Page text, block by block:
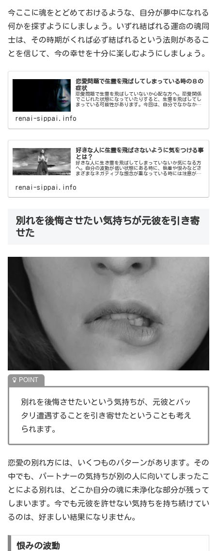
今ここに魂をとどめておけるような、自分が夢中になれる
何かを探すようにしましょう。いずれ結ばれる運命の魂同
士は、その時期がくれば必ず結ばれるという法則があるこ
とを信じて、今の幸せを十分に楽しむようにしましょう。
恋愛問題で生霊を飛ばしてしまっている時の８の
症状
恋愛問題で生霊を飛ばしていないか心配な方へ。恋愛関係
でこじれた状態になっていたりすると、生霊を飛ばしてし
まっている可能性があります。今回は、自分でなかなか気
renai-sippai.info
好きな人に生霊を飛ばさないように気をつける事
とは？
好きな人に生き霊を飛ばしてしまっていないか気になる方
へ。自分の波動が低い状態にある時に、執着や恨みなどさ
まざまなネガティブな想念が重なっている時には注意が必
renai-sippai.info
別れを後悔させたい気持ちが元彼を引き寄
せた
別れを後悔させたいという気持ちが、元彼とバッ
タリ遭遇することを引き寄せたということも考え
られます。
恋愛の別れ方には、いくつものパターンがあります。その
中でも、パートナーの気持ちが別の人に向いてしまったこ
とによる別れは、どこか自分の魂に未浄化な部分が残って
しまいます。今でも元彼を許せない気持ちを持ち続けてい
るのは、好ましい結果になりません。
恨みの波動